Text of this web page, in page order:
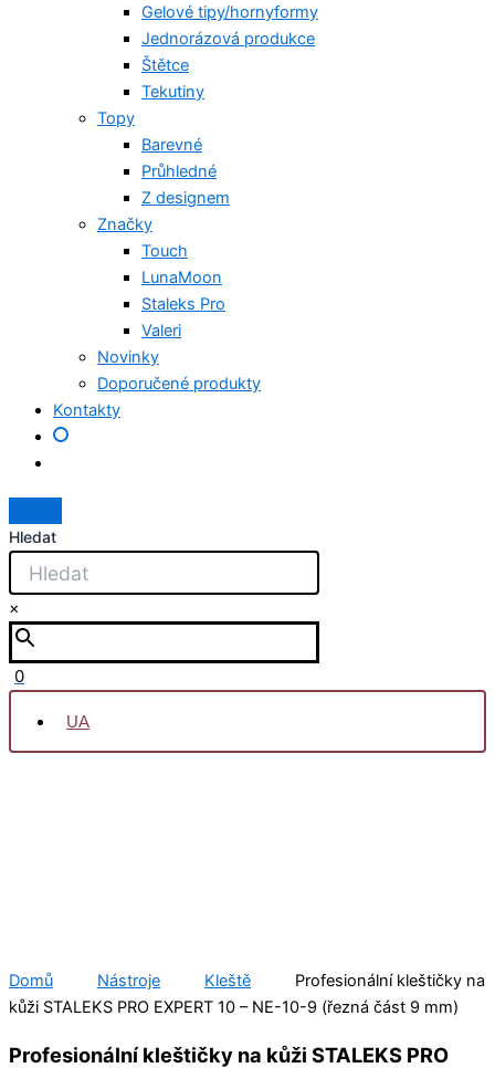
Gelové tipy/hornyformy
Jednorázová produkce
Štětce
Tekutiny
Topy
Barevné
Průhledné
Z designem
Značky
Touch
LunaMoon
Staleks Pro
Valeri
Novinky
Doporučené produkty
Kontakty
Hledat
×
0
UA
Domů Nástroje Kleště
Profesionální kleštičky na
kůži STALEKS PRO EXPERT 10 – NE-10-9 (řezná část 9 mm)
Profesionální kleštičky na kůži STALEKS PRO